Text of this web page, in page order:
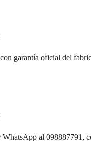
garantía oficial del
al 098887791,